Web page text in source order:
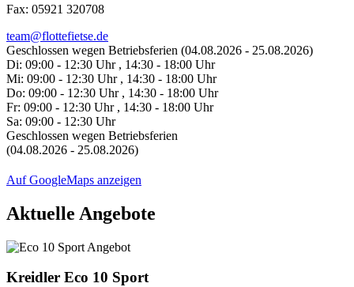
Fax: 05921 320708
team@flottefietse.de
Geschlossen wegen Betriebsferien (04.08.2026 - 25.08.2026)
Di: 09:00 - 12:30 Uhr , 14:30 - 18:00 Uhr
Mi: 09:00 - 12:30 Uhr , 14:30 - 18:00 Uhr
Do: 09:00 - 12:30 Uhr , 14:30 - 18:00 Uhr
Fr: 09:00 - 12:30 Uhr , 14:30 - 18:00 Uhr
Sa: 09:00 - 12:30 Uhr
Geschlossen wegen Betriebsferien
(04.08.2026 - 25.08.2026)
Auf GoogleMaps anzeigen
Aktuelle Angebote
Kreidler Eco 10 Sport